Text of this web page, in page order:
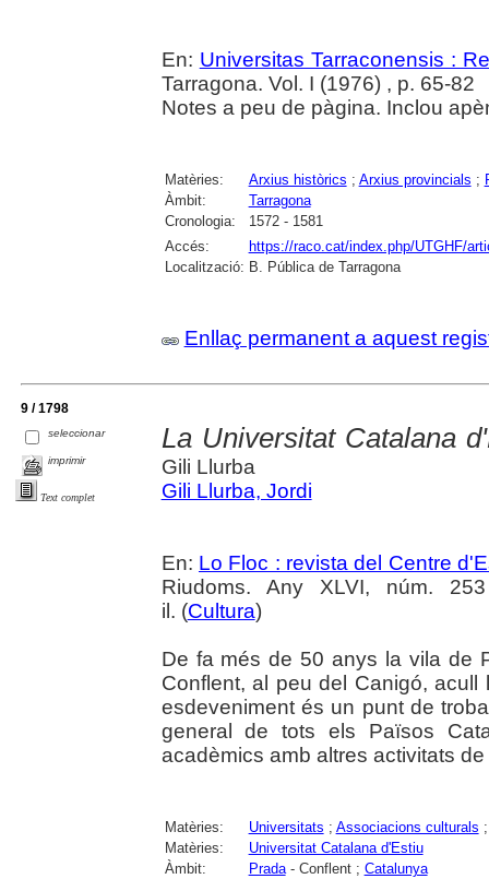
En: Universitas Tarraconensis :
Tarragona. Vol. I (1976) , p. 65-82
Notes a peu de pàgina. Inclou
Matèries: Arxius històrics ; Arxius provincials ;
Àmbit:
Tarragona
Cronologia:
1572 - 1581
Accés:
https://raco.cat/index.php/UTGHF/
Localització: B. Pública de Tarragona
Enllaç permanent a aquest
9 / 1798
seleccionar
imprimir
Text complet
La Universitat Catalana
Gili Llurba
Gili Llurba, Jordi
En: Lo Floc : revista del Centre
Riudoms. Any XLVI, núm.
il. (Cultura)
De fa més de 50 anys la vila de
Conflent, al peu del Canigó,
esdeveniment és un punt de
general de tots els Països
acadèmics amb altres activitats
Matèries: Universitats ; Associacions culturals
Matèries:
Universitat Catalana d'Estiu
Àmbit:
Prada- Conflent ; Catalunya